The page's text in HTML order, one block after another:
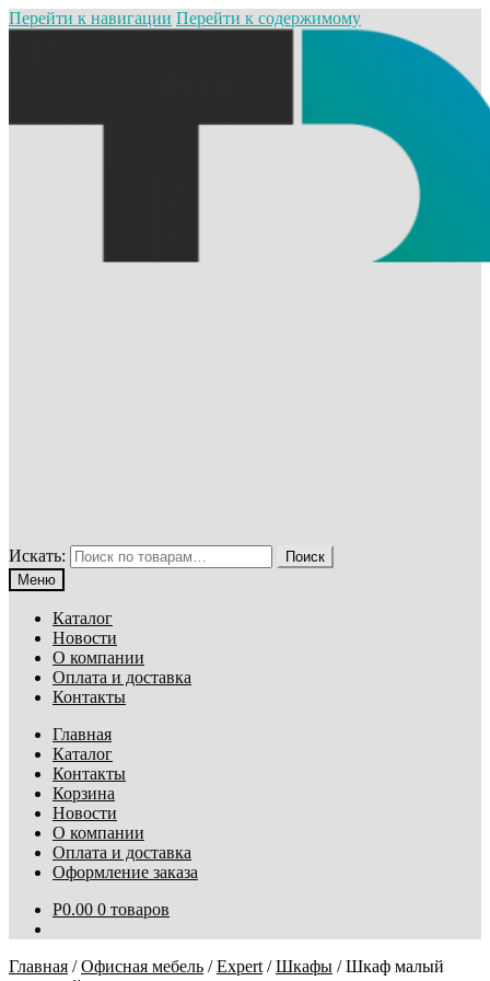
Перейти к навигации Перейти к содержимому
Искать:
Поиск
Меню
Каталог
Новости
О компании
Оплата и доставка
Контакты
Главная
Каталог
Контакты
Корзина
Новости
О компании
Оплата и доставка
Оформление заказа
Р0.00 0 товаров
Главная /Офисная мебель /Expert /Шкафы /Шкаф малый